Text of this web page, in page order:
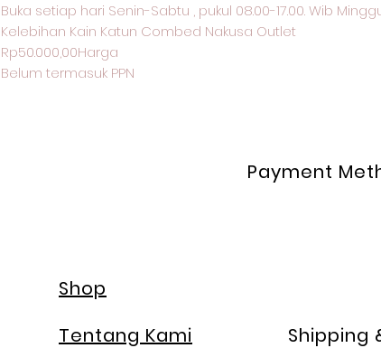
Buka setiap hari Senin-Sabtu , pukul 08.00-17.00. Wib
Kelebihan Kain Katun Combed Nakusa Outlet
Rp50.000,00Harga
Belum termasuk PPN
Payment
Shop
Tentang Kami
Shipping